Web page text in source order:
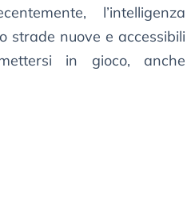
l’intelligenza
strade nuove e accessibili
in gioco, anche